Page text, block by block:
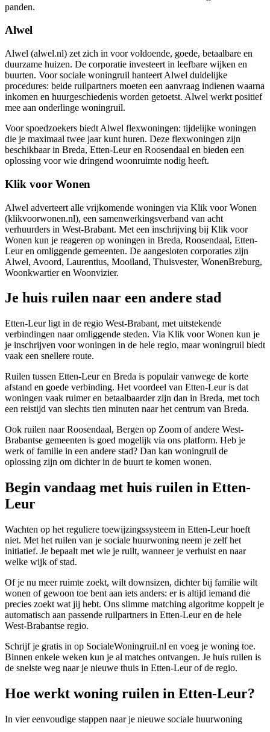
panden.
Alwel
Alwel (alwel.nl) zet zich in voor voldoende, goede, betaalbare en
duurzame huizen. De corporatie investeert in leefbare wijken en
buurten. Voor sociale woningruil hanteert Alwel duidelijke
procedures: beide ruilpartners moeten een aanvraag indienen waarna
inkomen en huurgeschiedenis worden getoetst. Alwel werkt positief
mee aan onderlinge woningruil.
Voor spoedzoekers biedt Alwel flexwoningen: tijdelijke woningen
die je maximaal twee jaar kunt huren. Deze flexwoningen zijn
beschikbaar in Breda, Etten-Leur en Roosendaal en bieden een
oplossing voor wie dringend woonruimte nodig heeft.
Klik voor Wonen
Alwel adverteert alle vrijkomende woningen via Klik voor Wonen
(klikvoorwonen.nl), een samenwerkingsverband van acht
verhuurders in West-Brabant. Met een inschrijving bij Klik voor
Wonen kun je reageren op woningen in Breda, Roosendaal, Etten-
Leur en omliggende gemeenten. De aangesloten corporaties zijn
Alwel, Avoord, Laurentius, Mooiland, Thuisvester, WonenBreburg,
Woonkwartier en Woonvizier.
Je huis ruilen naar een andere stad
Etten-Leur ligt in de regio West-Brabant, met uitstekende
verbindingen naar omliggende steden. Via Klik voor Wonen kun je
je inschrijven voor woningen in de hele regio, maar woningruil biedt
vaak een snellere route.
Ruilen tussen Etten-Leur en Breda is populair vanwege de korte
afstand en goede verbinding. Het voordeel van Etten-Leur is dat
woningen vaak ruimer en betaalbaarder zijn dan in Breda, met toch
een reistijd van slechts tien minuten naar het centrum van Breda.
Ook ruilen naar Roosendaal, Bergen op Zoom of andere West-
Brabantse gemeenten is goed mogelijk via ons platform. Heb je
werk of familie in een andere stad? Dan kan woningruil de
oplossing zijn om dichter in de buurt te komen wonen.
Begin vandaag met huis ruilen in Etten-
Leur
Wachten op het reguliere toewijzingssysteem in Etten-Leur hoeft
niet. Met het ruilen van je sociale huurwoning neem je zelf het
initiatief. Je bepaalt met wie je ruilt, wanneer je verhuist en naar
welke wijk of stad.
Of je nu meer ruimte zoekt, wilt downsizen, dichter bij familie wilt
wonen of gewoon toe bent aan iets anders: er is altijd iemand die
precies zoekt wat jij hebt. Ons slimme matching algoritme koppelt je
automatisch aan passende ruilpartners in Etten-Leur en de hele
West-Brabantse regio.
Schrijf je gratis in op SocialeWoningruil.nl en voeg je woning toe.
Binnen enkele weken kun je al matches ontvangen. Je huis ruilen is
de snelste weg naar je nieuwe thuis in Etten-Leur of de regio.
Hoe werkt woning ruilen in Etten-Leur?
In vier eenvoudige stappen naar je nieuwe sociale huurwoning